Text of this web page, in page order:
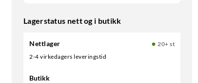
Lagerstatus nett og i butikk
Nettlager
20+ st
2-4 virkedagers leveringstid
Butikk